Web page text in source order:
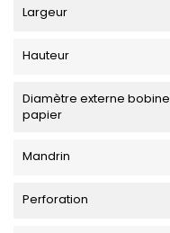
Largeur
Hauteur
Diamètre externe bobine
papier
Mandrin
Perforation